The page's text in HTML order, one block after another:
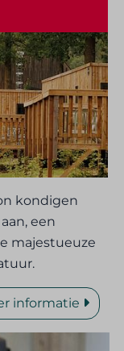
kondigen
een
majestueuze
informatie